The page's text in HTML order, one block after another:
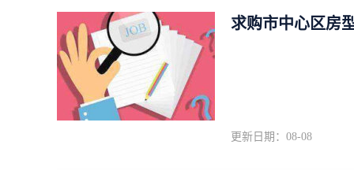
求购市中心区房
更新日期：08-08